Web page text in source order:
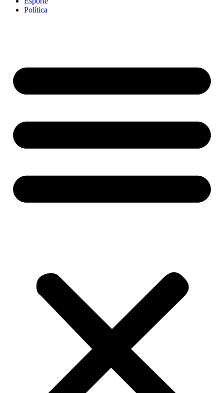
Política